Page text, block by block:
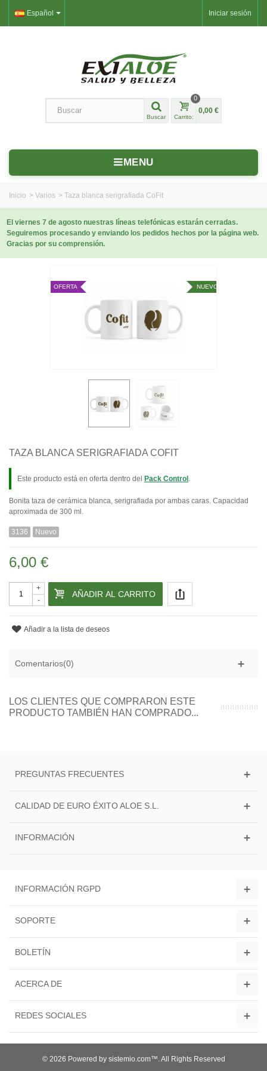
Iniciar sesión
Español
Buscar Carrito:
0
0,00 €
MENU
Inicio > Varios > Taza blanca serigrafiada CoFit
El viernes 7 de agosto nuestras líneas telefónicas estarán cerradas.
Seguiremos procesando y enviando los pedidos hechos por la página web.
Gracias por su comprensión.
NUEVO
OFERTA
TAZA BLANCA SERIGRAFIADA COFIT
Este producto está en oferta dentro del Pack Control .
Bonita taza de cerámica blanca, serigrafiada por ambas caras. Capacidad
aproximada de 300 ml.
3136 Nuevo
6,00 €
-
+
AÑADIR AL CARRITO
Añadir a la lista de deseos
Comentarios(0)
LOS CLIENTES QUE COMPRARON ESTE
PRODUCTO TAMBIÉN HAN COMPRADO...
PREGUNTAS FRECUENTES
CALIDAD DE EURO ÉXITO ALOE S.L.
INFORMACIÓN
INFORMACIÓN RGPD
SOPORTE
BOLETÍN
ACERCA DE
REDES SOCIALES
© 2026 Powered by sistemio.com™. All Rights Reserved